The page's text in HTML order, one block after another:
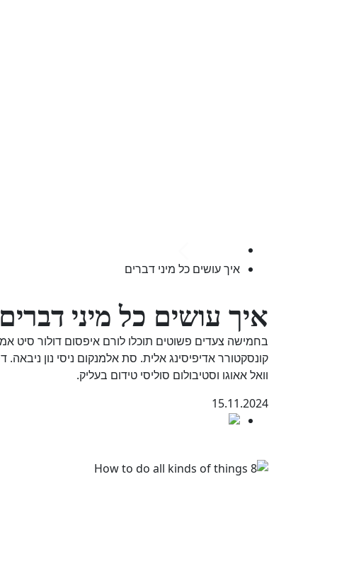
איך עושים כל מיני דברים
איך עושים כל מיני דברים
בחמישה צעדים פשוטים תוכלו לורם איפסום דולור סיט
קונסקטורר אדיפיסינג אלית. סת אלמנקום ניסי נון
וואל אאוגו וסטיבולום סוליסי טידום בעליק.
15.11.2024